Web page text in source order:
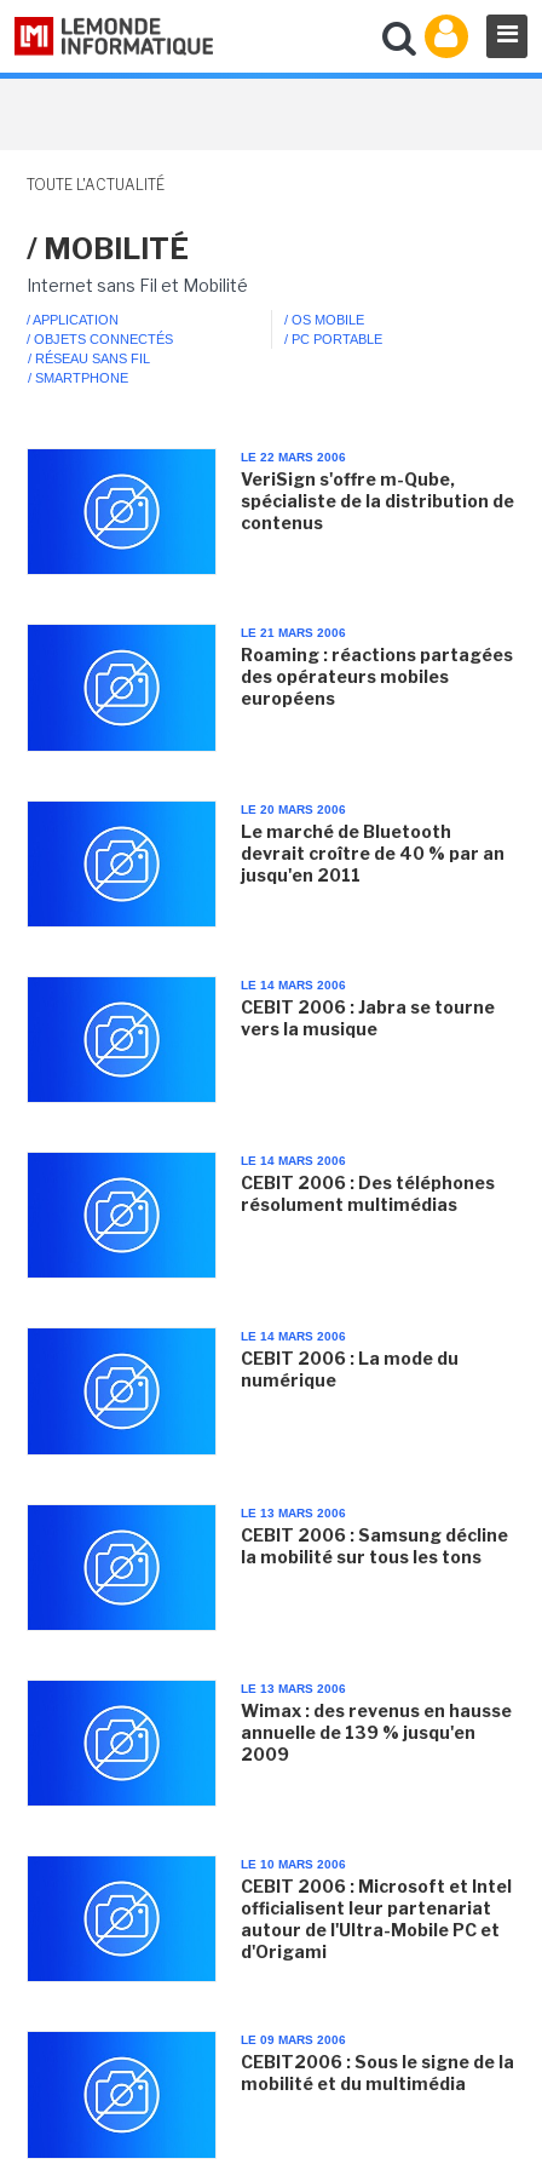
TOUTE L'ACTUALITÉ
/ MOBILITÉ
Internet sans Fil et Mobilité
/ APPLICATION
/ OBJETS CONNECTÉS
/ OS MOBILE
/ PC PORTABLE
/ RÉSEAU SANS FIL
/ SMARTPHONE
LE 22 MARS 2006
VeriSign s'offre m-Qube,
spécialiste de la distribution de
contenus
LE 21 MARS 2006
Roaming : réactions partagées
des opérateurs mobiles
européens
LE 20 MARS 2006
Le marché de Bluetooth
devrait croître de 40 % par an
jusqu'en 2011
LE 14 MARS 2006
CEBIT 2006 : Jabra se tourne
vers la musique
LE 14 MARS 2006
CEBIT 2006 : Des téléphones
résolument multimédias
LE 14 MARS 2006
CEBIT 2006 : La mode du
numérique
LE 13 MARS 2006
CEBIT 2006 : Samsung décline
la mobilité sur tous les tons
LE 13 MARS 2006
Wimax : des revenus en hausse
annuelle de 139 % jusqu'en
2009
LE 10 MARS 2006
CEBIT 2006 : Microsoft et Intel
officialisent leur partenariat
autour de l'Ultra-Mobile PC et
d'Origami
LE 09 MARS 2006
CEBIT2006 : Sous le signe de la
mobilité et du multimédia